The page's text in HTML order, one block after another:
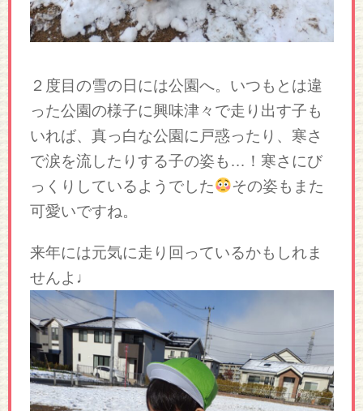
２度目の雪の日には公園へ。いつもとは違
った公園の様子に興味津々で走り出す子も
いれば、真っ白な公園に戸惑ったり、寒さ
で涙を流したりする子の姿も…！寒さにび
っくりしているようでした
その姿もまた
可愛いですね。
来年には元気に走り回っているかもしれま
せんよ♩